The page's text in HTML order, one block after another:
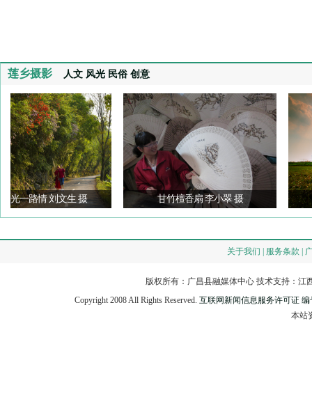
莲乡摄影 人文 风光 民俗 创意
一路情 刘文生 摄 甘竹檀香扇 李小翠 摄
关于我们 | 服务条款 |
版权所有：广昌县融媒体中心 技术支持：江
Copyright 2008 All Rights Reserved.互联网新闻信息服务许可证 编
本站